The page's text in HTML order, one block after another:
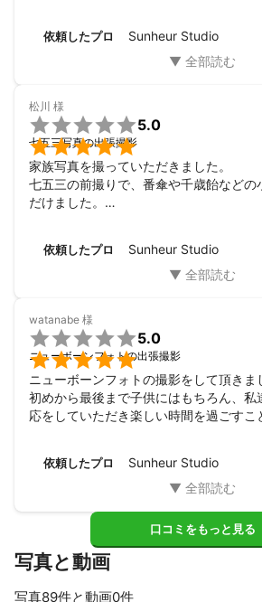
にはすっかり馴染んだようで、着崩れず
依頼したプロ Sunheur Studio
松川 様


5.0
七五三写真の出張撮影
家族写真を撮っていただきました。
七五三の前撮りで、番傘や千歳飴などの
だけました。
応していただけて、とても助かりました。
本当にすてきな家族写真が撮れて満足で
依頼したプロ Sunheur Studio
watanabe 様


5.0
ニューボーンフォトの出張撮影
ニューボーンフォトの撮影をして頂きま
初めから最後まで子供にはもちろん、私
応をしていただき楽しい時間を過ごすこ
ざいました。
依頼したプロ Sunheur Studio
口コミをもっと見る
写真と動画
写真89件と動画0件